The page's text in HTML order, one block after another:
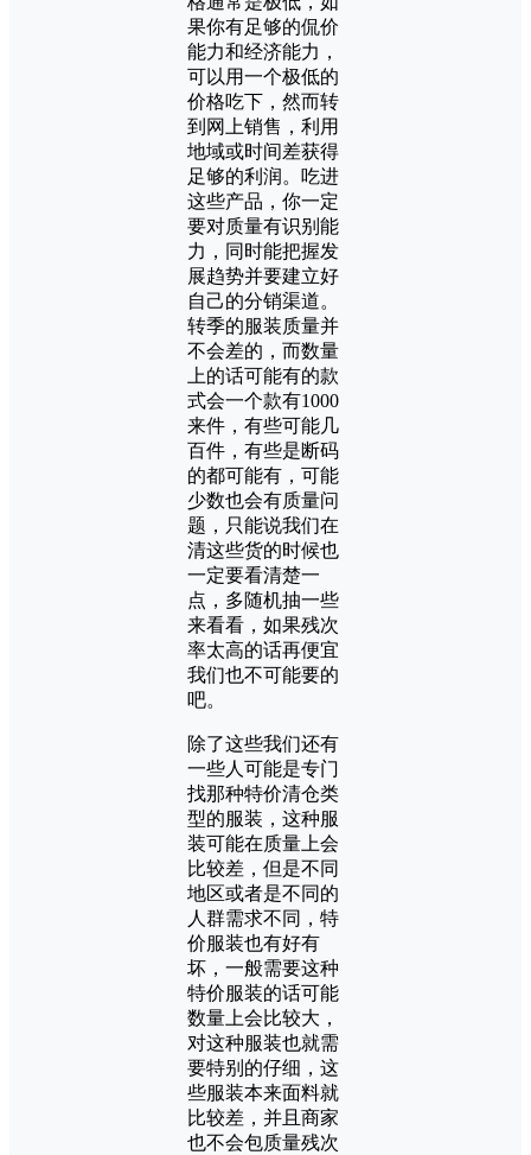
果你有足够的侃价
能力和经济能力，
可以用一个极低的
价格吃下，然而转
到网上销售，利用
地域或时间差获得
足够的利润。吃进
这些产品，你一定
要对质量有识别能
力，同时能把握发
展趋势并要建立好
自己的分销渠道。
转季的服装质量并
不会差的，而数量
上的话可能有的款
式会一个款有1000
来件，有些可能几
百件，有些是断码
的都可能有，可能
少数也会有质量问
题，只能说我们在
清这些货的时候也
一定要看清楚一
点，多随机抽一些
来看看，如果残次
率太高的话再便宜
我们也不可能要的
吧。
除了这些我们还有
一些人可能是专门
找那种特价清仓类
型的服装，这种服
装可能在质量上会
比较差，但是不同
地区或者是不同的
人群需求不同，特
价服装也有好有
坏，一般需要这种
特价服装的话可能
数量上会比较大，
对这种服装也就需
要特别的仔细，这
些服装本来面料就
比较差，并且商家
也不会包质量残次